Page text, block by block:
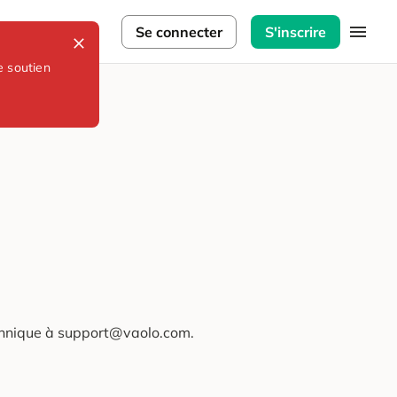
soutien
Se connecter S'inscrire
à support@vaolo.com.